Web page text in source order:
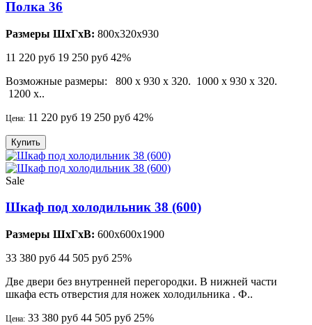
Полка 36
Размеры ШхГхВ: 800x320x930
11 220 руб 19 250 руб 42%
Возможные размеры: 800 х 930 х 320. 1000 х 930 х 320.
1200 х..
Цена: 11 220 руб 19 250 руб 42%
Купить
Sale
Шкаф под холодильник 38 (600)
Размеры ШхГхВ: 600x600x1900
33 380 руб 44 505 руб 25%
Две двери без внутренней перегородки. В нижней части
шкафа есть отверстия для ножек холодильника . Ф..
Цена: 33 380 руб 44 505 руб 25%